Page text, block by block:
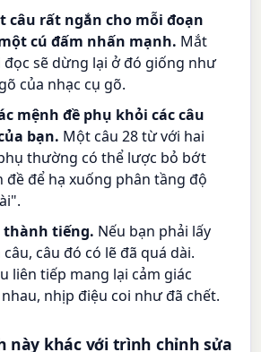
câu rất ngắn cho mỗi đoạn
cú đấm nhấn mạnh. Mắt
sẽ dừng lại ở đó giống như
của nhạc cụ gõ.
mệnh đề phụ khỏi các câu
bạn. Một câu 28 từ với hai
thường có thể lược bỏ bớt
đề để hạ xuống phân tầng độ
thành tiếng. Nếu bạn phải lấy
câu đó có lẽ đã quá dài.
liên tiếp mang lại cảm giác
nhịp điệu coi như đã chết.
này khác với trình chỉnh sửa